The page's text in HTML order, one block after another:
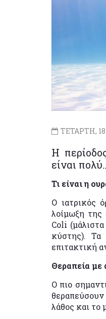
ΤΕΤΑΡΤΗ,
Η
είναι
Τι είναι η
Ο ιατρικός
λοίμωξη της
Coli
κύστης). Τα
επιτακτική
Θεραπεία με
Ο πιο
θεραπεύσουν
λάθος και το